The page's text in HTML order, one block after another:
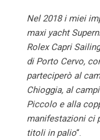
Nel 2018 i miei
maxi yacht
Rolex Capri
di Porto Cervo,
parteciperò al
Chioggia, al
Piccolo e alla
manifestazioni ci
titoli in palio“.